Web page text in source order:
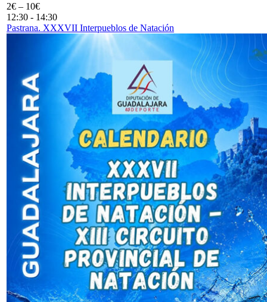
2€ – 10€
12:30 - 14:30
Pastrana. XXXVII Interpueblos de Natación